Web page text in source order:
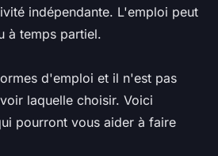
indépendante. L'emploi peut
à temps partiel.
d'emploi et il n'est pas
laquelle choisir. Voici
pourront vous aider à faire